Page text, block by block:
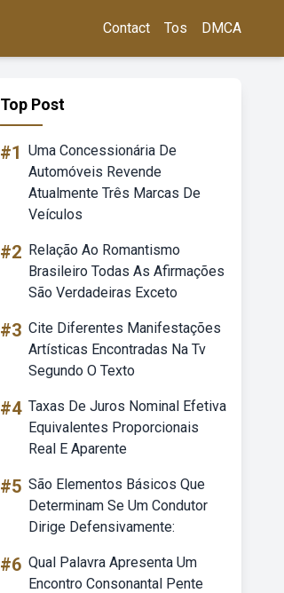
Contact Tos DMCA
Top Post
#1 Uma Concessionária De
Automóveis Revende
Atualmente Três Marcas De
Veículos
#2 Relação Ao Romantismo
Brasileiro Todas As Afirmações
São Verdadeiras Exceto
#3 Cite Diferentes Manifestações
Artísticas Encontradas Na Tv
Segundo O Texto
#4 Taxas De Juros Nominal Efetiva
Equivalentes Proporcionais
Real E Aparente
#5 São Elementos Básicos Que
Determinam Se Um Condutor
Dirige Defensivamente:
#6 Qual Palavra Apresenta Um
Encontro Consonantal Pente